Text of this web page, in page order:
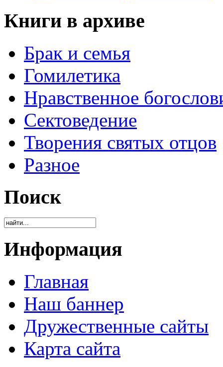
Книги в архиве
Брак и семья
Гомилетика
Нравственное
Сектоведение
Творения святых отцов
Разное
Поиск
Информация
Главная
Наш баннер
Дружественные сайты
Карта сайта